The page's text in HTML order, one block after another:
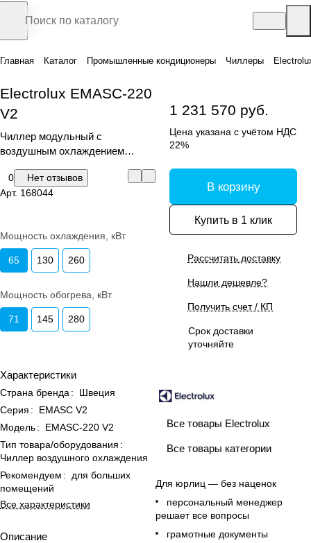
Главная Каталог Промышленные кондиционеры Чиллеры
Electrolux EMASC-220
V2
Чиллер модульный с
воздушным охлаждением
0
Нет отзывов
Арт. 168044
Мощность охлаждения, кВт
65 130 260
Мощность обогрева, кВт
71 145 280
Характеристики
Страна бренда :
Швеция
Серия :
EMASC V2
Модель:
EMASC-220 V2
Тип товара/оборудования :
Чиллер воздушного охлаждения
Рекомендуем :
для больших
помещений
Все характеристики
Описание
1 231 570 руб.
Цена указана с учётом НДС
22%
В корзину
Купить в 1 клик
Рассчитать доставку
Нашли дешевле?
Получить счет / КП
Срок доставки
уточняйте
Все товары Electrolux
Все товары категории
Для юрлиц — без наценок
персональный менеджер
решает все вопросы
грамотные документы